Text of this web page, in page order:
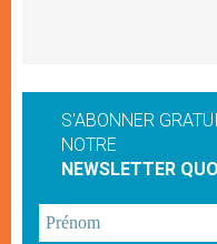
S'ABONNER
NOTRE
NEWSLETTER